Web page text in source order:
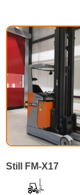
Still FM-X17